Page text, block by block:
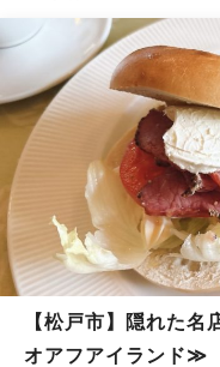
【松戸市】隠れた
オアフアイランド≫